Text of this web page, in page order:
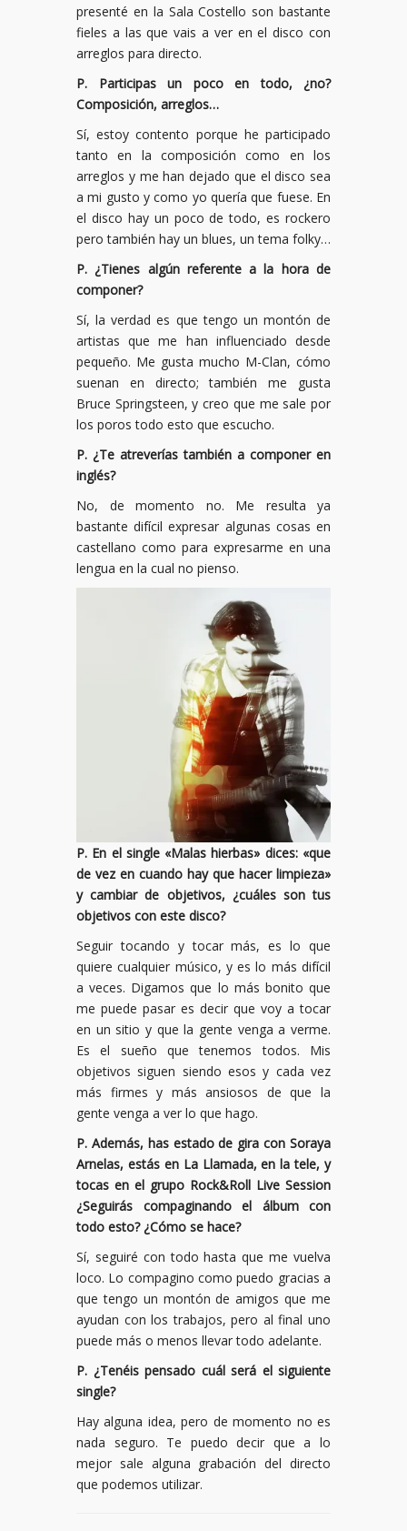
presenté en la Sala Costello son bastante
fieles a las que vais a ver en el disco con
arreglos para directo.
P. Participas un poco en todo, ¿no?
Composición, arreglos…
Sí, estoy contento porque he participado
tanto en la composición como en los
arreglos y me han dejado que el disco sea
a mi gusto y como yo quería que fuese. En
el disco hay un poco de todo, es rockero
pero también hay un blues, un tema folky…
P. ¿Tienes algún referente a la hora de
componer?
Sí, la verdad es que tengo un montón de
artistas que me han influenciado desde
pequeño. Me gusta mucho M-Clan, cómo
suenan en directo; también me gusta
Bruce Springsteen, y creo que me sale por
los poros todo esto que escucho.
P. ¿Te atreverías también a componer en
inglés?
No, de momento no. Me resulta ya
bastante difícil expresar algunas cosas en
castellano como para expresarme en una
lengua en la cual no pienso.
P. En el single «Malas hierbas» dices: «que
de vez en cuando hay que hacer limpieza»
y cambiar de objetivos, ¿cuáles son tus
objetivos con este disco?
Seguir tocando y tocar más, es lo que
quiere cualquier músico, y es lo más difícil
a veces. Digamos que lo más bonito que
me puede pasar es decir que voy a tocar
en un sitio y que la gente venga a verme.
Es el sueño que tenemos todos. Mis
objetivos siguen siendo esos y cada vez
más firmes y más ansiosos de que la
gente venga a ver lo que hago.
P. Además, has estado de gira con Soraya
Arnelas, estás en La Llamada, en la tele, y
tocas en el grupo Rock&Roll Live Session
¿Seguirás compaginando el álbum con
todo esto? ¿Cómo se hace?
Sí, seguiré con todo hasta que me vuelva
loco. Lo compagino como puedo gracias a
que tengo un montón de amigos que me
ayudan con los trabajos, pero al final uno
puede más o menos llevar todo adelante.
P. ¿Tenéis pensado cuál será el siguiente
single?
Hay alguna idea, pero de momento no es
nada seguro. Te puedo decir que a lo
mejor sale alguna grabación del directo
que podemos utilizar.